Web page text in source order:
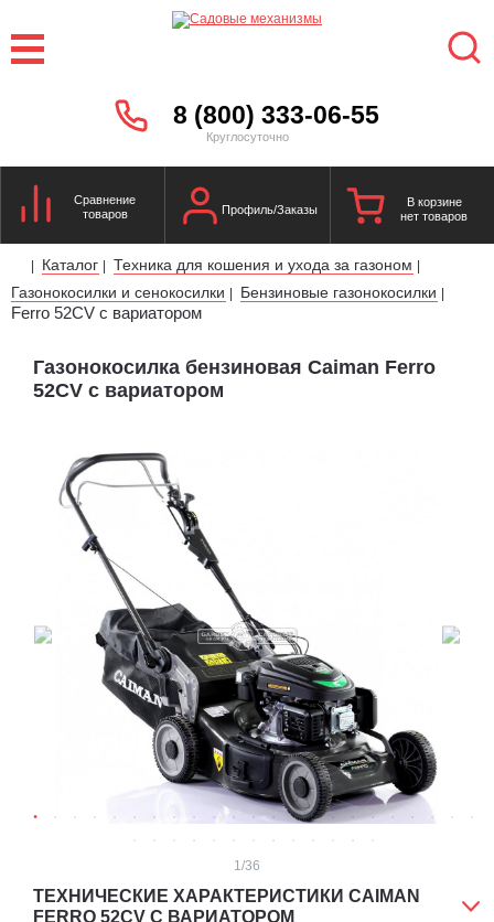
8 (800) 333-06-55
Круглосуточно
Сравнение
товаров
Профиль/Заказы
В корзине
нет товаров
| Каталог | Техника для кошения и ухода за газоном |
Газонокосилки и сенокосилки | Бензиновые газонокосилки |
Ferro 52CV с вариатором
Газонокосилка бензиновая Caiman Ferro
52CV с вариатором
1 /36
ТЕХНИЧЕСКИЕ ХАРАКТЕРИСТИКИ CAIMAN
FERRO 52CV С ВАРИАТОРОМ